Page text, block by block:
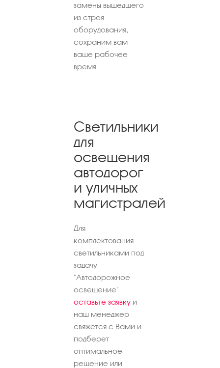
замены вышедшего
из строя
оборудования,
сохраним вам
ваше рабочее
время
Светильники
для
освещения
автодорог
и уличных
магистралей
Для
комплектования
светильниками под
задачу
"Автодорожное
освещение"
оставьте заявку и
наш менеджер
свяжется с Вами и
подберет
оптимальное
решение или